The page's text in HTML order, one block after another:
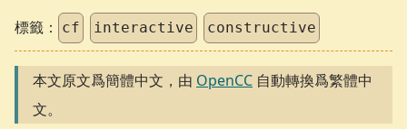
標籤： cf interactive constructive
本文原文爲簡體中文，由 OpenCC 自動轉換爲繁體中
文。